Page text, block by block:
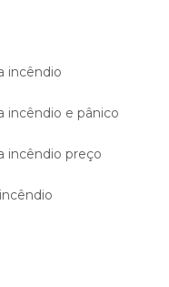
incêndio
incêndio e pânico
incêndio preço